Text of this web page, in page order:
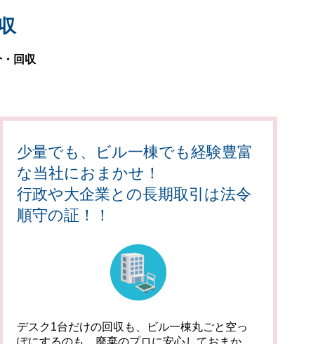
回収
少量でも、ビル一棟でも経験豊富
な当社におまかせ！
行政や大企業との長期取引は法令
順守の証！！
デスク1台だけの回収も、ビル一棟丸ごと空っ
ぽにするのも、廃棄のプロに安心しておまか